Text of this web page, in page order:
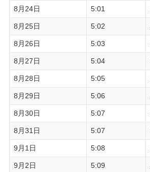
8月24日 5:01
8月25日 5:02
8月26日 5:03
8月27日 5:04
8月28日 5:05
8月29日 5:06
8月30日 5:07
8月31日 5:07
9月1日 5:08
9月2日 5:09